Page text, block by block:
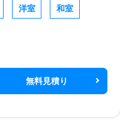
洋室 和室
無料見積り